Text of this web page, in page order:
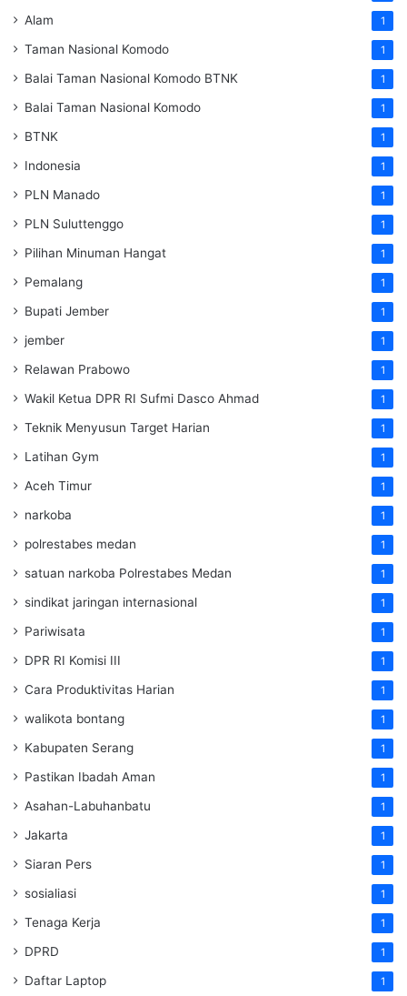
Alam 1
Taman Nasional Komodo 1
Balai Taman Nasional Komodo BTNK 1
Balai Taman Nasional Komodo 1
BTNK 1
Indonesia 1
PLN Manado 1
PLN Suluttenggo 1
Pilihan Minuman Hangat 1
Pemalang 1
Bupati Jember 1
jember 1
Relawan Prabowo 1
Wakil Ketua DPR RI Sufmi Dasco Ahmad 1
Teknik Menyusun Target Harian 1
Latihan Gym 1
Aceh Timur 1
narkoba 1
polrestabes medan 1
satuan narkoba Polrestabes Medan 1
sindikat jaringan internasional 1
Pariwisata 1
DPR RI Komisi III 1
Cara Produktivitas Harian 1
walikota bontang 1
Kabupaten Serang 1
Pastikan Ibadah Aman 1
Asahan-Labuhanbatu 1
Jakarta 1
Siaran Pers 1
sosialiasi 1
Tenaga Kerja 1
DPRD 1
Daftar Laptop 1